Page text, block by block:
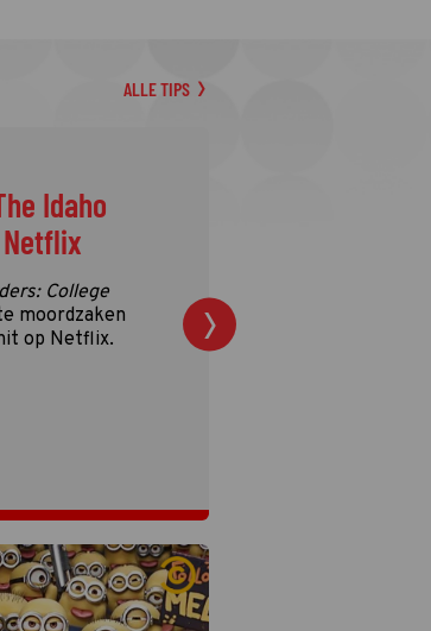
ALLE TIPS
Idaho
College
moordzaken
op Netflix.